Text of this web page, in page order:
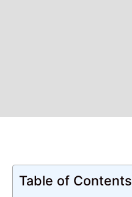
Table of Contents